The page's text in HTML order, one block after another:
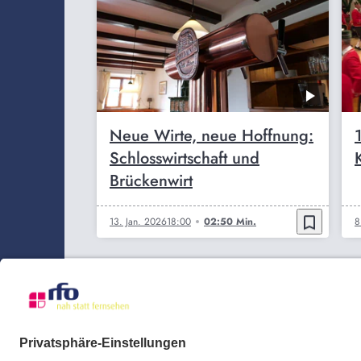
Neue Wirte, neue Hoffnung:
Schlosswirtschaft und
Brückenwirt
13. Jan. 202618:00 02:50 Min. bookmark_border